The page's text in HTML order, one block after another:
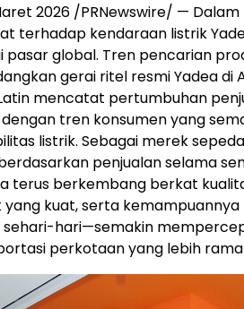
2026 /PRNewswire/ —
terhadap kendaraan listrik
pasar global. Tren pencarian
gerai ritel resmi Yadea di
mencatat pertumbuhan
dengan tren konsumen yang
listrik. Sebagai merek
penjualan selama
terus berkembang berkat
yang kuat, serta
sehari-hari—semakin
perkotaan yang lebih